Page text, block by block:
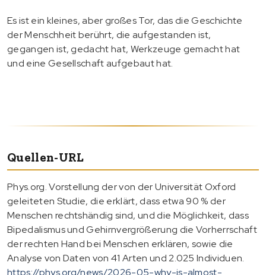
Es ist ein kleines, aber großes Tor, das die Geschichte
der Menschheit berührt, die aufgestanden ist,
gegangen ist, gedacht hat, Werkzeuge gemacht hat
und eine Gesellschaft aufgebaut hat.
Quellen-URL
Phys.org. Vorstellung der von der Universität Oxford
geleiteten Studie, die erklärt, dass etwa 90 % der
Menschen rechtshändig sind, und die Möglichkeit, dass
Bipedalismus und Gehirnvergrößerung die Vorherrschaft
der rechten Hand bei Menschen erklären, sowie die
Analyse von Daten von 41 Arten und 2.025 Individuen.
https://phys.org/news/2026-05-why-is-almost-